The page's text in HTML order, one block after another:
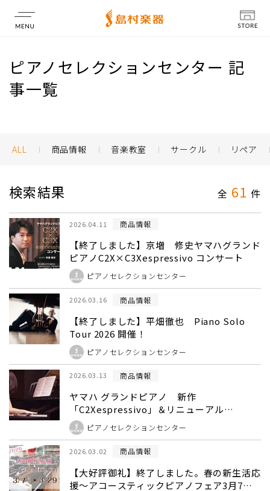
店舗情報
ピアノセレクションセンター 記
事一覧
ALL 商品情報 音楽教室 サークル リペア
検索結果 全 61 件
2026.04.11 商品情報
【終了しました】京増 修史ヤマハグランド
ピアノC2X×C3Xespressivo コンサート
ピアノセレクションセンター
2026.03.16 商品情報
【終了しました】平畑徹也 Piano Solo
Tour 2026 開催！
ピアノセレクションセンター
2026.03.13 商品情報
ヤマハ グランドピアノ 新作
「C2Xespressivo」＆リニューアル
「C3Xespressivo」発売のご案内
C2Xespressivo・C3Xespressivo展示中！
ピアノセレクションセンター
2026.03.02 商品情報
【大好評御礼】終了しました。春の新生活応
援～アコースティックピアノフェア3月7日